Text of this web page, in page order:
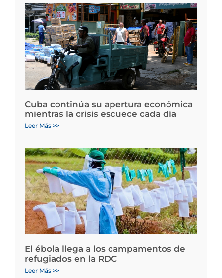
Cuba continúa su apertura económica
mientras la crisis escuece cada día
Leer Más >>
El ébola llega a los campamentos de
refugiados en la RDC
Leer Más >>